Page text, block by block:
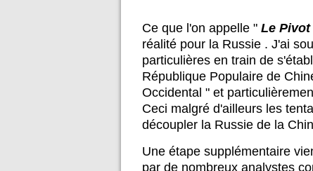
Ce que l'on appelle " Le
réalité pour la Russie . J'ai
particulières en train de
République Populaire de
Occidental " et
Ceci malgré d'ailleurs les
découpler la Russie de la
Une étape supplémentaire
par de nombreux analystes